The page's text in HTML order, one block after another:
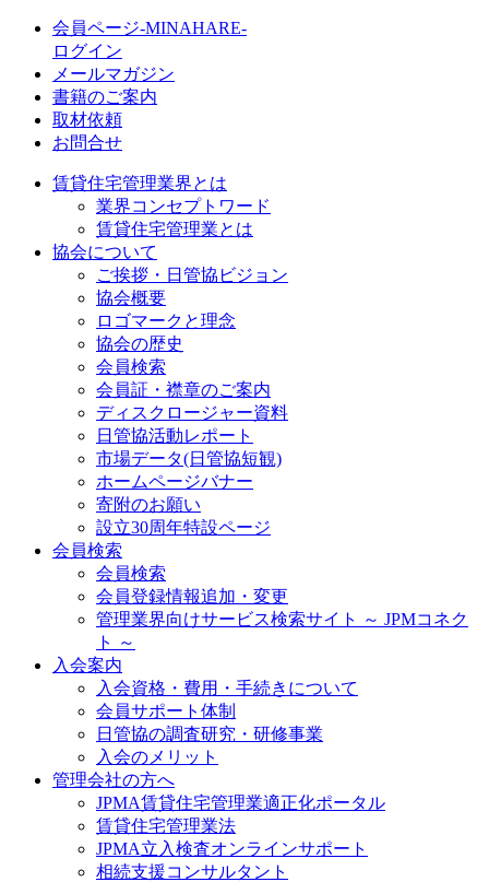
会員ページ-MINAHARE-
ログイン
メールマガジン
書籍のご案内
取材依頼
お問合せ
賃貸住宅管理業界とは
業界コンセプトワード
賃貸住宅管理業とは
協会について
ご挨拶・日管協ビジョン
協会概要
ロゴマークと理念
協会の歴史
会員検索
会員証・襟章のご案内
ディスクロージャー資料
日管協活動レポート
市場データ(日管協短観)
ホームページバナー
寄附のお願い
設立30周年特設ページ
会員検索
会員検索
会員登録情報追加・変更
管理業界向けサービス検索サイト ～ JPMコネク
ト ～
入会案内
入会資格・費用・手続きについて
会員サポート体制
日管協の調査研究・研修事業
入会のメリット
管理会社の方へ
JPMA賃貸住宅管理業適正化ポータル
賃貸住宅管理業法
JPMA立入検査オンラインサポート
相続支援コンサルタント